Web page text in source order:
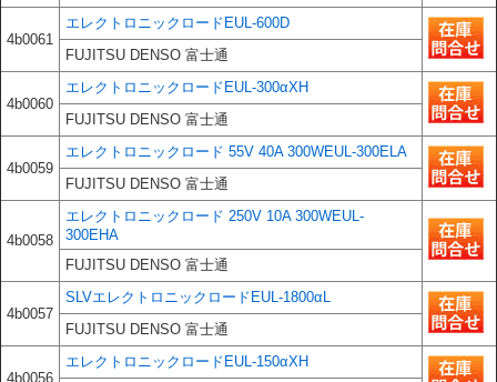
4b0061
エレクトロニックロードEUL-600D
FUJITSU DENSO 富士通
4b0060
エレクトロニックロードEUL-300αXH
FUJITSU DENSO 富士通
4b0059
エレクトロニックロード 55V 40A 300WEUL-300ELA
FUJITSU DENSO 富士通
4b0058
エレクトロニックロード 250V 10A 300WEUL-
300EHA
FUJITSU DENSO 富士通
4b0057
SLVエレクトロニックロードEUL-1800αL
FUJITSU DENSO 富士通
4b0056
エレクトロニックロードEUL-150αXH